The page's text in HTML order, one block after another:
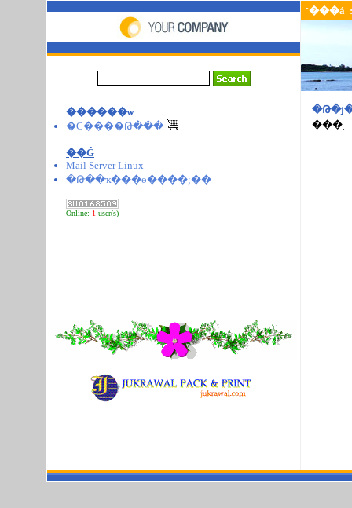
������ѡ
�С����Թ���
��Ǵ
Mail Server Linux
�Թ��ҡ���ɵ����;��
Online: 1 user(s)
˹���á
���ͺ